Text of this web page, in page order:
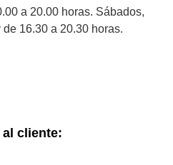
a 20.00 horas. Sábados,
16.30 a 20.30 horas.
cliente: